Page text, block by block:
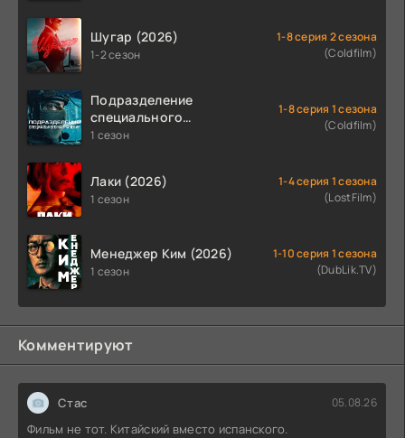
Шугар (2026)
1-2 сезон
1-8 серия 2 сезона
(Coldfilm)
Подразделение
специального
назначения (2026)
1 сезон
1-8 серия 1 сезона
(Coldfilm)
Лаки (2026)
1 сезон
1-4 серия 1 сезона
(LostFilm)
Менеджер Ким (2026)
1 сезон
1-10 серия 1 сезона
(DubLik.TV)
Комментируют
Стас 05.08.26
Фильм не тот. Китайский вместо испанского.